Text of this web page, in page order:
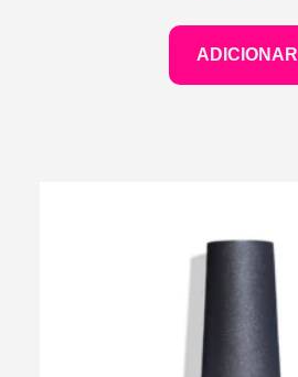
ADICIONAR